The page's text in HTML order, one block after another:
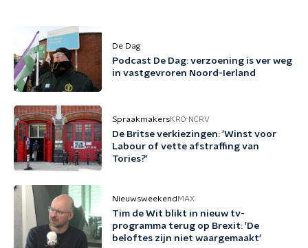
De Dag
Podcast De Dag: verzoening is ver weg
in vastgevroren Noord-Ierland
SpraakmakersKRO-NCRV
De Britse verkiezingen: 'Winst voor
Labour of vette afstraffing van
Tories?'
Nieuwsweekend MAX
Tim de Wit blikt in nieuw tv-
programma terug op Brexit: 'De
beloftes zijn niet waargemaakt'